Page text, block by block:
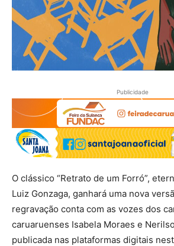
Publicidade
O clássico “Retrato de um Forró”,
Luiz Gonzaga, ganhará uma nova
regravação conta com as vozes dos
caruaruenses Isabela Moraes e
publicada nas plataformas digitais